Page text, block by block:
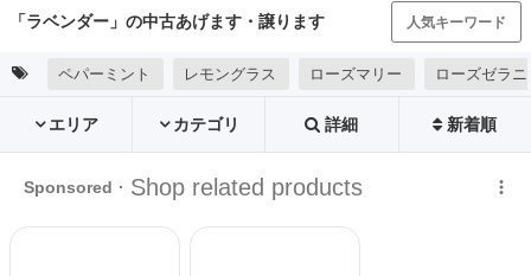
「ラベンダー」の中古あげます・譲ります 人気キーワード
ペパーミント レモングラス ローズマリー ローズゼラ
エリア カテゴリ 詳細 新着順